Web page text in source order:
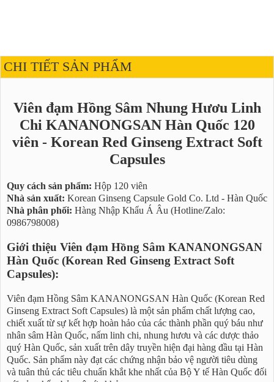
CHI TIẾT SẢN PHẨM
Viên đạm Hồng Sâm Nhung Hươu Linh
Chi KANANONGSAN Hàn Quốc 120
viên - Korean Red Ginseng Extract Soft
Capsules
Quy cách sản phẩm: Hộp 120 viên
Nhà sản xuất: Korean Ginseng Capsule Gold Co. Ltd - Hàn Quốc
Nhà phân phối: Hàng Nhập Khẩu Á Âu (Hotline/Zalo:
0986798008)
Giới thiệu Viên đạm Hồng Sâm KANANONGSAN
Hàn Quốc (Korean Red Ginseng Extract Soft
Capsules):
Viên đạm Hồng Sâm KANANONGSAN Hàn Quốc (Korean Red
Ginseng Extract Soft Capsules) là một sản phẩm chất lượng cao,
chiết xuất từ sự kết hợp hoàn hảo của các thành phần quý báu như
nhân sâm Hàn Quốc, nấm linh chi, nhung hươu và các dược thảo
quý Hàn Quốc, sản xuất trên dây truyền hiện đại hàng đầu tại Hàn
Quốc. Sản phẩm này đạt các chứng nhận bảo vệ người tiêu dùng
và tuân thủ các tiêu chuẩn khắt khe nhất của Bộ Y tế Hàn Quốc đối